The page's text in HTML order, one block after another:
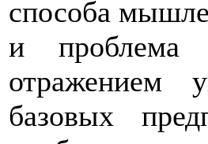
способа
и проблема
отражением
базовых